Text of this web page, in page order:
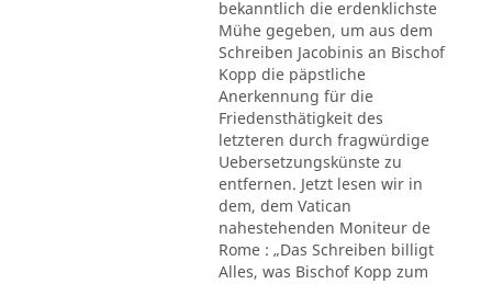
bekanntlich die erdenklichste
Mühe gegeben, um aus dem
Schreiben Jacobinis an Bischof
Kopp die päpstliche
Anerkennung für die
Friedensthätigkeit des
letzteren durch fragwürdige
Uebersetzungskünste zu
entfernen. Jetzt lesen wir in
dem, dem Vatican
nahestehenden Moniteur de
Rome : „Das Schreiben billigt
Alles, was Bischof Kopp zum